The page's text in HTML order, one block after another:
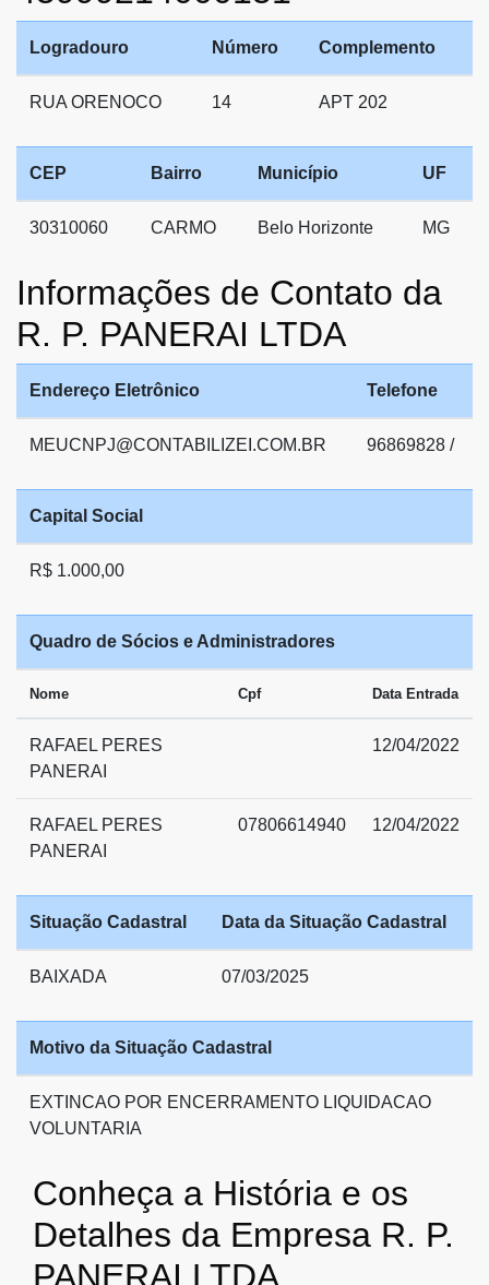
Logradouro Número Complemento
RUA ORENOCO 14 APT 202
CEP Bairro Município UF
30310060 CARMO Belo Horizonte MG
Informações de Contato da
R. P. PANERAI LTDA
Endereço Eletrônico Telefone
MEUCNPJ@CONTABILIZEI.COM.BR 96869828 /
Capital Social
R$ 1.000,00
Quadro de Sócios e Administradores
Nome Cpf Data Entrada
RAFAEL PERES
PANERAI
12/04/2022
RAFAEL PERES
PANERAI
07806614940 12/04/2022
Situação Cadastral Data da Situação Cadastral
BAIXADA 07/03/2025
Motivo da Situação Cadastral
EXTINCAO POR ENCERRAMENTO LIQUIDACAO
VOLUNTARIA
Conheça a História e os
Detalhes da Empresa R. P.
PANERAI LTDA